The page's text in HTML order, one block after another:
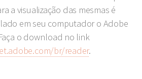
a visualização das mesmas é
em seu computador o Adobe
o download no link
br/reader.